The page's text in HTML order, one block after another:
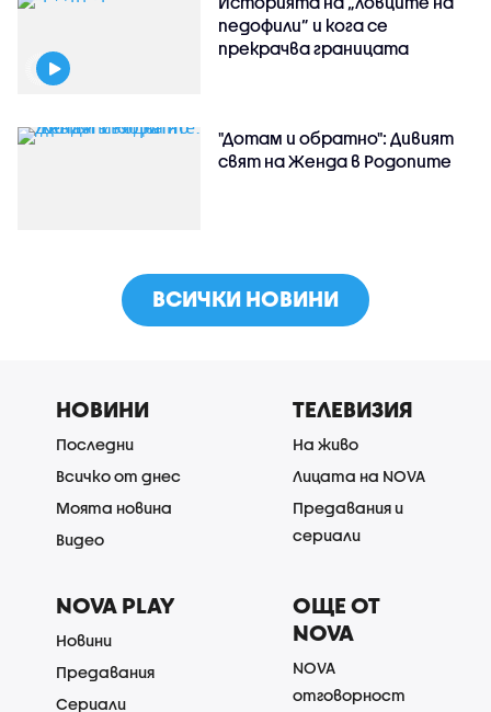
педофили” и кога се
прекрачва границата
"Дотам и обратно": Дивият
свят на Женда в Родопите
ВСИЧКИ НОВИНИ
НОВИНИ
Последни
Всичко от днес
Моята новина
Видео
ТЕЛЕВИЗИЯ
На живо
Лицата на NOVA
Предавания и
сериали
NOVA PLAY
Новини
Предавания
Сериали
ОЩЕ ОТ
NOVA
NOVA
отговорност